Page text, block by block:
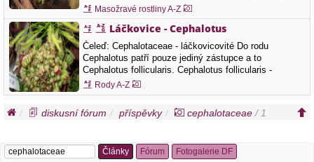
evolučně izolovaný druh masožravé rostliny s
bizarními pastmi. Tvoří tzv. dva typy listů, normální
ploché asimilační a listy přeměněné v pasti.
Bačkůrkovitě vypadající pasti…
Masožravé rostliny A-Z
Láčkovice - Cephalotus
Čeleď: Cephalotaceae - láčkovicovité Do rodu
Cephalotus patří pouze jediný zástupce a to
Cephalotus follicularis. Cephalotus follicularis -
láčkovice australská Cephalotus follicularis - láčkovice
australská
Rody A-Z
diskusní fórum příspěvky cephalotaceae / 1
Články Fórum Fotogalerie DF